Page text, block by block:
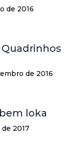
de 2016
Quadrinhos
de 2016
loka
2017